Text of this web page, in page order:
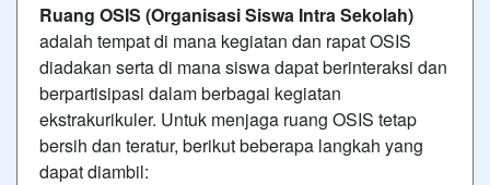
Ruang OSIS (Organisasi Siswa Intra Sekolah)
adalah tempat di mana kegiatan dan rapat OSIS
diadakan serta di mana siswa dapat berinteraksi dan
berpartisipasi dalam berbagai kegiatan
ekstrakurikuler. Untuk menjaga ruang OSIS tetap
bersih dan teratur, berikut beberapa langkah yang
dapat diambil: